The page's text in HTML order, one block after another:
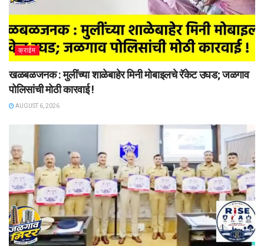
क्राईम
खळबळजनक : मुलींच्या शाळेबाहेर मिनी मोबाइलचे रॅकेट उघड; जळगाव
पोलिसांची मोठी कारवाई !
AUGUST 6, 2026